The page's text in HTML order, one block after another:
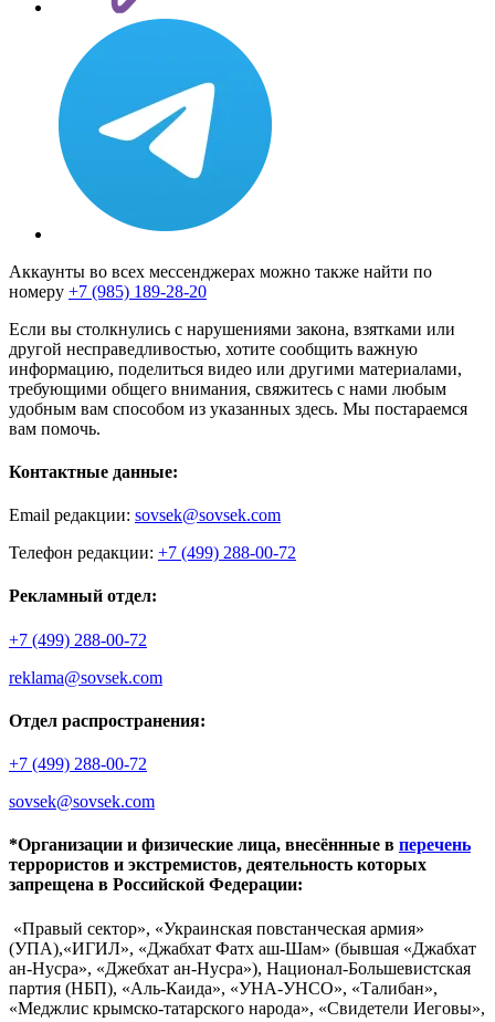
Аккаунты во всех мессенджерах можно также найти по
номеру +7 (985) 189-28-20
Если вы столкнулись с нарушениями закона, взятками или
другой несправедливостью, хотите сообщить важную
информацию, поделиться видео или другими материалами,
требующими общего внимания, свяжитесь с нами любым
удобным вам способом из указанных здесь. Мы постараемся
вам помочь.
Контактные данные:
Email редакции: sovsek@sovsek.com
Телефон редакции: +7 (499) 288-00-72
Рекламный отдел:
+7 (499) 288-00-72
reklama@sovsek.com
Отдел распространения:
+7 (499) 288-00-72
sovsek@sovsek.com
*Организации и физические лица, внесённные в перечень
террористов и экстремистов, деятельность которых
запрещена в Российской Федерации:
«Правый сектор», «Украинская повстанческая армия»
(УПА),«ИГИЛ», «Джабхат Фатх аш-Шам» (бывшая «Джабхат
ан-Нусра», «Джебхат ан-Нусра»), Национал-Большевистская
партия (НБП), «Аль-Каида», «УНА-УНСО», «Талибан»,
«Меджлис крымско-татарского народа», «Свидетели Иеговы»,